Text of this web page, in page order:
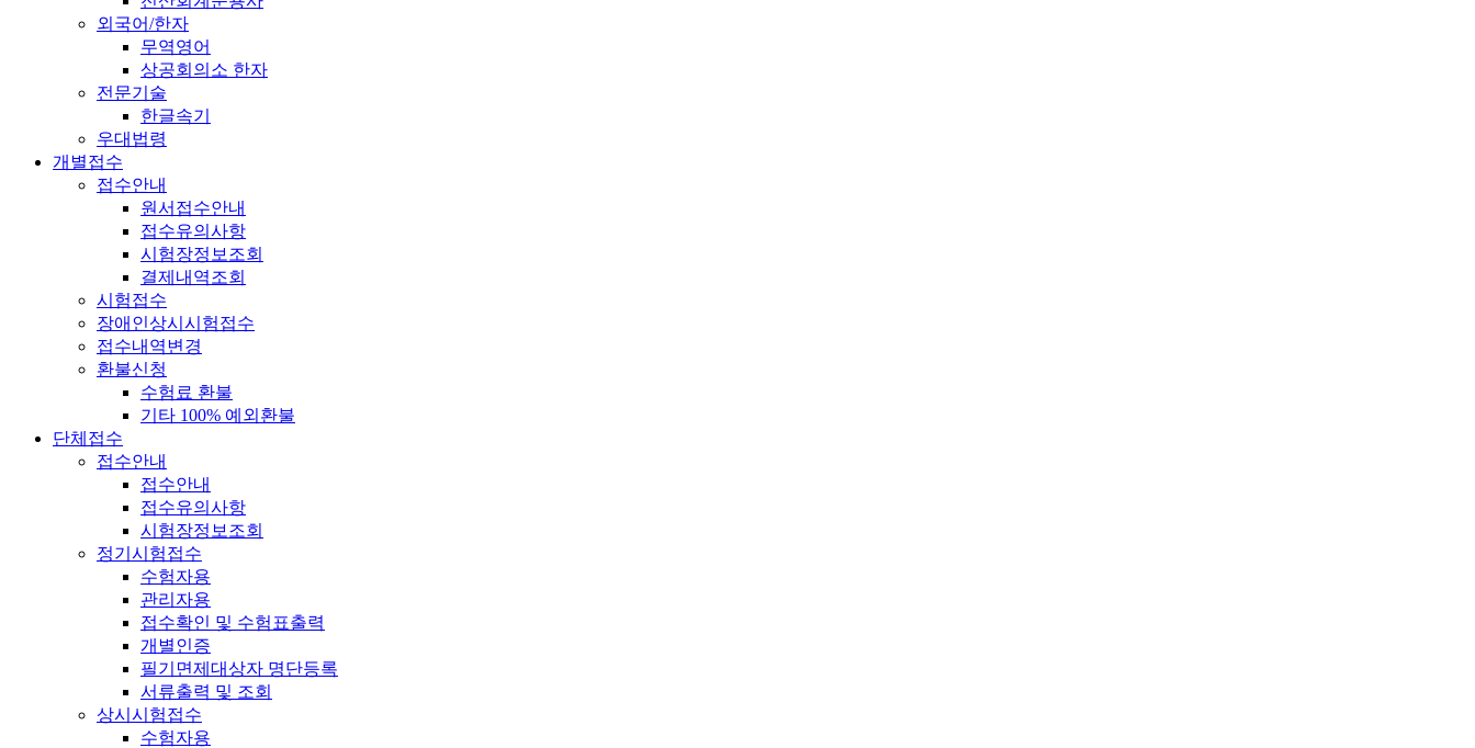
외국어/한자
무역영어
상공회의소 한자
전문기술
한글속기
우대법령
개별접수
접수안내
원서접수안내
접수유의사항
시험장정보조회
결제내역조회
시험접수
장애인상시시험접수
접수내역변경
환불신청
수험료 환불
기타 100% 예외환불
단체접수
접수안내
접수안내
접수유의사항
시험장정보조회
정기시험접수
수험자용
관리자용
접수확인 및 수험표출력
개별인증
필기면제대상자 명단등록
서류출력 및 조회
상시시험접수
수험자용